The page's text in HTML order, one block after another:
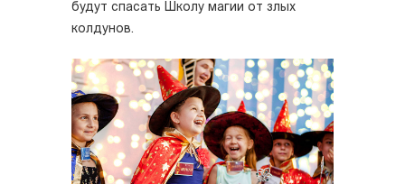
будут спасать Школу магии от злых
колдунов.